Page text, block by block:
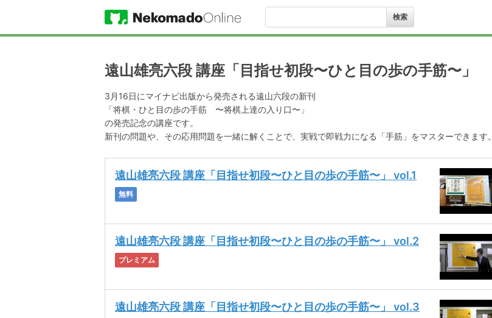
遠山雄亮六段 講座「目指せ初段〜ひと目の歩の手筋〜」
3月16日にマイナビ出版から発売される遠山六段の新刊
「将棋・ひと目の歩の手筋 〜将棋上達の入り口〜」
の発売記念の講座です。
新刊の問題や、その応用問題を一緒に解くことで、実戦で即戦力になる「手筋」をマスターできます。
遠山雄亮六段 講座「目指せ初段〜ひと目の歩の手筋〜」 vol.1
無料
遠山雄亮六段 講座「目指せ初段〜ひと目の歩の手筋〜」 vol.2
プレミアム
遠山雄亮六段 講座「目指せ初段〜ひと目の歩の手筋〜」 vol.3